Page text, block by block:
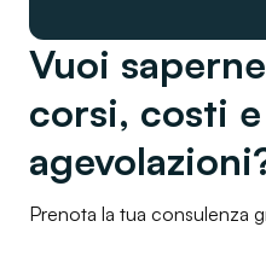
Vuoi
corsi, costi e
Prenota la tua consulenza